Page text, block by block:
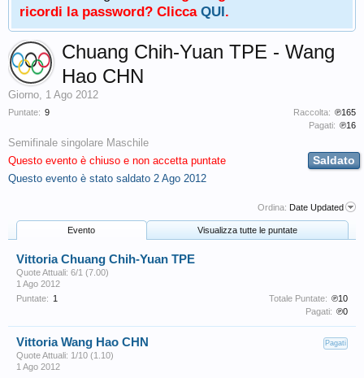
ricordi la password? Clicca QUI.
Puntate: 9 Raccolta: ℗165
Pagati: ℗16
Chuang Chih-Yuan TPE - Wang
Hao CHN
Giorno, 1 Ago 2012
Saldato
Semifinale singolare Maschile
Questo evento è chiuso e non accetta puntate
Questo evento è stato saldato 2 Ago 2012
Ordina: Date Updated
Evento Visualizza tutte le puntate
Vittoria Chuang Chih-Yuan TPE
Quote Attuali: 6/1 (7.00)
1 Ago 2012
Puntate: 1 Totale Puntate: ℗10
Pagati: ℗0
Pagati
Vittoria Wang Hao CHN
Quote Attuali: 1/10 (1.10)
1 Ago 2012